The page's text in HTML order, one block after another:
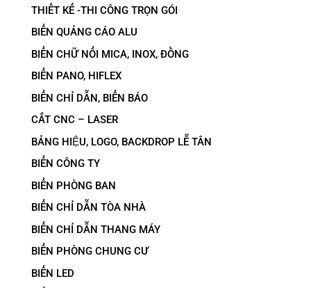
THIẾT KẾ -THI CÔNG TRỌN GÓI
BIỂN QUẢNG CÁO ALU
BIỂN CHỮ NỔI MICA, INOX, ĐỒNG
BIỂN PANO, HIFLEX
BIỂN CHỈ DẪN, BIỂN BÁO
CẮT CNC – LASER
BẢNG HIỆU, LOGO, BACKDROP LỄ TÂN
BIỂN CÔNG TY
BIỂN PHÒNG BAN
BIỂN CHỈ DẪN TÒA NHÀ
BIỂN CHỈ DẪN THANG MÁY
BIỂN PHÒNG CHUNG CƯ
BIỂN LED